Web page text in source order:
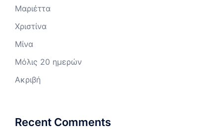
Μαριέττα
Χριστίνα
Μίνα
Μόλις 20 ημερών
Ακριβή
Recent Comments